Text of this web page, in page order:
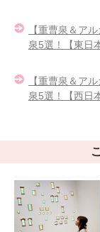
【重曹泉＆ア
泉5選！【東日
【重曹泉＆ア
泉5選！【西日